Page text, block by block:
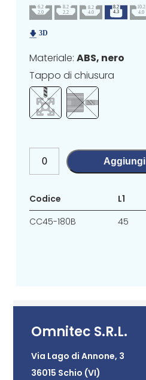
Materiale:ABS, nero
Tappo di chiusura
Aggiungi
Codice
CC45-180B
L1
45
Omnitec S.R.L.
Via Lago di Annone, 3
36015 Schio (VI)